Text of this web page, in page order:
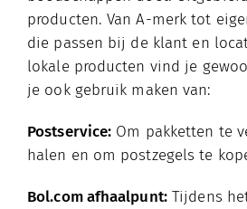
producten. Van A-merk tot
die passen bij de klant en
lokale producten vind je
je ook gebruik maken van:
Postservice: Om pakketten te
halen en om postzegels te
Bol.com afhaalpunt:Tijdens